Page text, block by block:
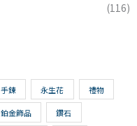
(116)
手鍊 永生花 禮物
鉑金飾品 鑽石